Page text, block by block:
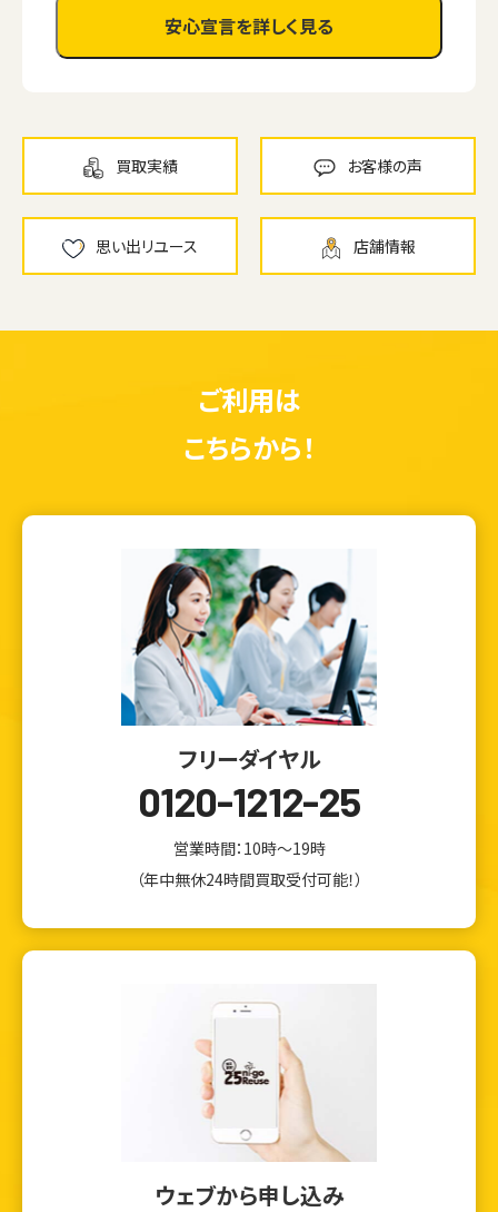
安心宣言を詳しく見る
買取実績 お客様の声
思い出リユース 店舗情報
ご利用は
こちらから！
フリーダイヤル
0120-1212-25
営業時間：10時～19時
（年中無休24時間買取受付可能！）
ウェブから申し込み